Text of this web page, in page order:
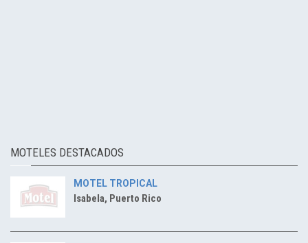
MOTELES DESTACADOS
MOTEL TROPICAL
Isabela, Puerto Rico